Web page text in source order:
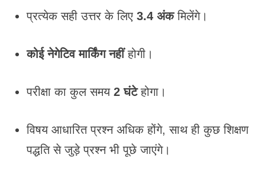
प्रत्येक सही उत्तर के लिए 3.4 अंकमिलेंगे।
कोई नेगेटिव मार्किंग नहींहोगी।
परीक्षा का कुल समय 2 घंटेहोगा।
विषय आधारित प्रश्न अधिक होंगे, साथ ही कुछ शिक्षण
पद्धति से जुड़े प्रश्न भी पूछे जाएंगे।